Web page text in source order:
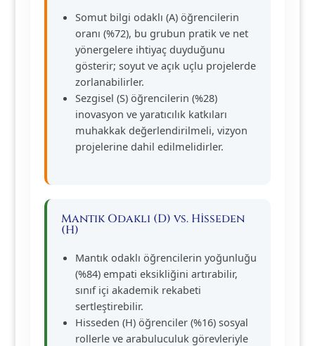
Somut bilgi odaklı (A) öğrencilerin
oranı (%72), bu grubun pratik ve net
yönergelere ihtiyaç duyduğunu
gösterir; soyut ve açık uçlu projelerde
zorlanabilirler.
Sezgisel (S) öğrencilerin (%28)
inovasyon ve yaratıcılık katkıları
muhakkak değerlendirilmeli, vizyon
projelerine dahil edilmelidirler.
Mantık Odaklı (D) vs. Hisseden
(H)
Mantık odaklı öğrencilerin yoğunluğu
(%84) empati eksikliğini artırabilir,
sınıf içi akademik rekabeti
sertleştirebilir.
Hisseden (H) öğrenciler (%16) sosyal
rollerle ve arabuluculuk görevleriyle